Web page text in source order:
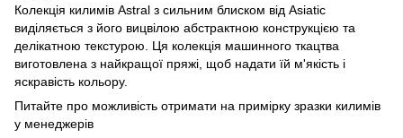
Колекція килимів Astral з сильним блиском від Asiatic
виділяється з його вицвілою абстрактною конструкцією та
делікатною текстурою. Ця колекція машинного ткацтва
виготовлена ​​з найкращої пряжі, щоб надати їй м'якість і
яскравість кольору.
Питайте про можливість отримати на примірку зразки килимів
у менеджерів